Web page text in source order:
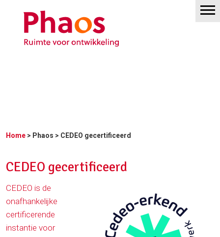
Home > Phaos > CEDEO gecertificeerd
CEDEO gecertificeerd
CEDEO is de
onafhankelijke
certificerende
instantie voor